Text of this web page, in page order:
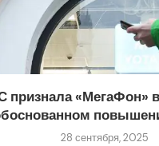
признала «МегаФон»
28 сентября, 2025